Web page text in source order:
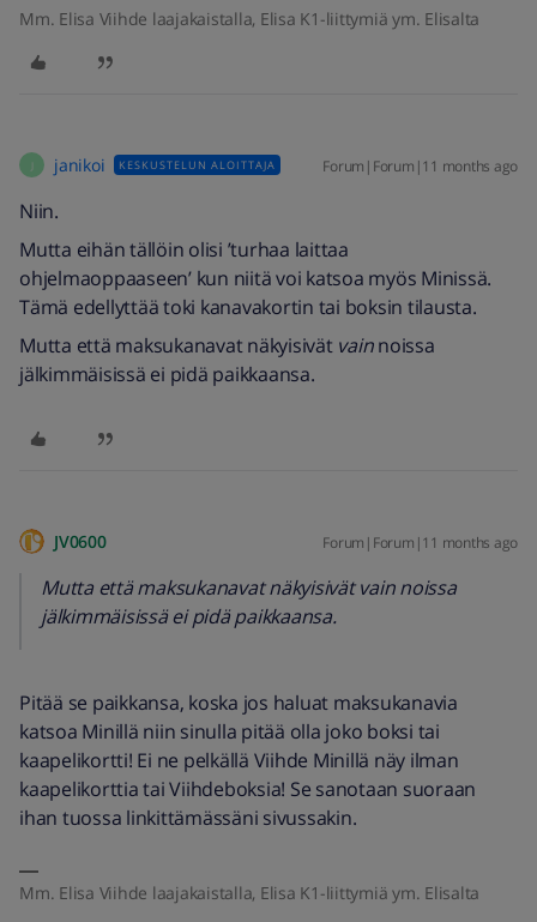
Mm. Elisa Viihde laajakaistalla, Elisa K1-liittymiä ym. Elisalta
janikoi KESKUSTELUN ALOITTAJA Forum|Forum|11 months ago
Niin.
Mutta eihän tällöin olisi ’turhaa laittaa
ohjelmaoppaaseen’ kun niitä voi katsoa myös Minissä.
Tämä edellyttää toki kanavakortin tai boksin tilausta.
Mutta että maksukanavat näkyisivät vainnoissa
jälkimmäisissä ei pidä paikkaansa.
JV0600 Forum|Forum|11 months ago
Mutta että maksukanavat näkyisivätvainnoissa
jälkimmäisissä ei pidä paikkaansa.
Pitää se paikkansa, koska jos haluat maksukanavia
katsoa Minillä niin sinulla pitää olla joko boksi tai
kaapelikortti! Ei ne pelkällä Viihde Minillä näy ilman
kaapelikorttia tai Viihdeboksia! Se sanotaan suoraan
ihan tuossa linkittämässäni sivussakin.
Mm. Elisa Viihde laajakaistalla, Elisa K1-liittymiä ym. Elisalta